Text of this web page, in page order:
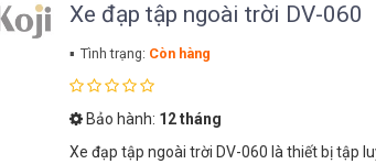
Xe đạp tập ngoài trời DV-060
Tình trạng: Còn hàng
Bảo hành: 12 tháng
Xe đạp tập ngoài trời DV-060 là thiết bị tập